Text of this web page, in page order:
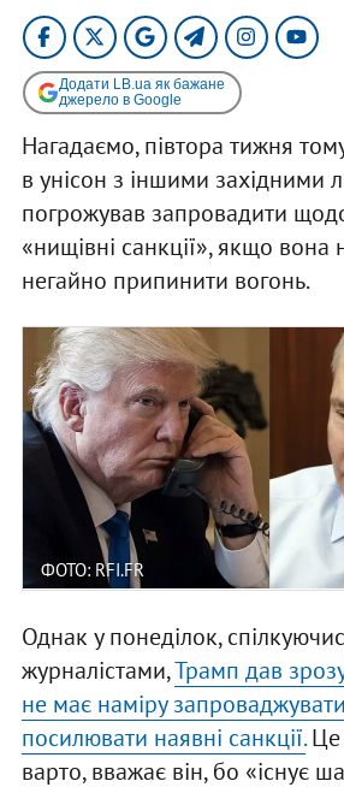
Додати LB.ua як бажане
джерело в Google
Нагадаємо, півтора тижня
в унісон з іншими західними
погрожував запровадити щодо
«нищівні санкції», якщо вона
негайно припинити вогонь.
ФОТО: RFI.FR
Однак у понеділок,
журналістами,Трамп дав
не має наміру
посилювати наявні санкції.Це
варто, вважає він, бо «існує